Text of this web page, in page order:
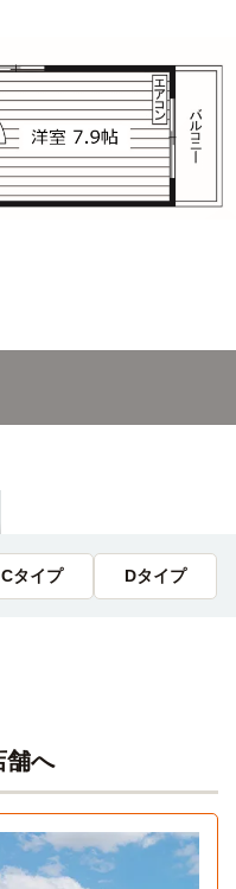
Cタイプ Dタイプ
舗へ